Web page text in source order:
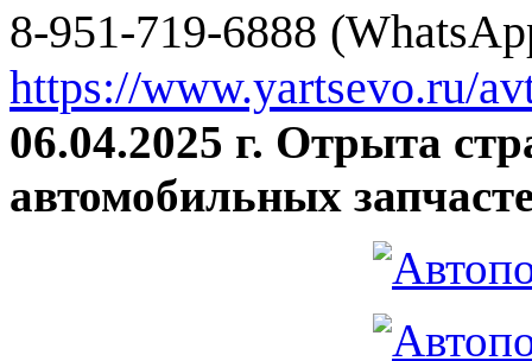
8-951-719-6888
https://www.yartsevo.ru/
06.04.2025 г. Отрыта
автомобильных